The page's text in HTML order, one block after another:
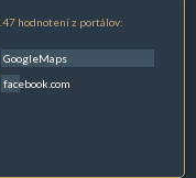
hodnotení z portálov:
GoogleMaps
facebook.com